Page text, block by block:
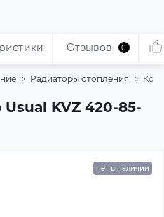
Радиаторы отопления
KVZ 420-85-
Отзывов 0
нет в наличии